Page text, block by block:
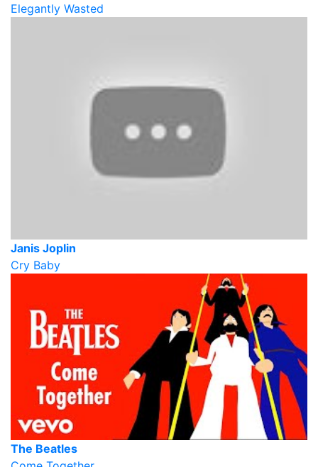
Elegantly Wasted
Janis Joplin
Cry Baby
The Beatles